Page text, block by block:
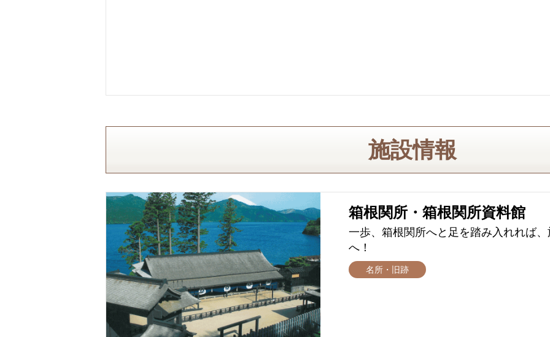
施設情報
箱根関所・箱根関所資料館
一歩、箱根関所へと足を踏み入れれば
へ！
名所・旧跡